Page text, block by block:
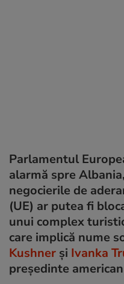
Parlamentul
alarmă spre
negocierile de
(UE) ar putea fi
unui complex
care implică nume
Kushner și Ivanka
președinte american